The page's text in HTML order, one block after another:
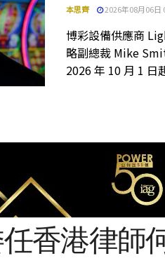
本思齊 2026年08月06日
博彩設備供應商
略副總裁 Mike
2026 年 10 月 1 日
香港律師